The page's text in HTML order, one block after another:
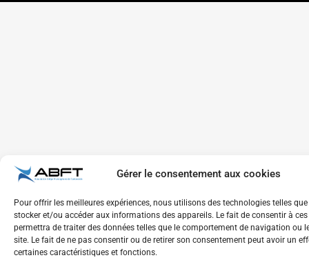
Gérer le consentement aux cookies
Pour offrir les meilleures expériences, nous utilisons des technologies telles
stocker et/ou accéder aux informations des appareils. Le fait de consentir à
permettra de traiter des données telles que le comportement de navigation ou
site. Le fait de ne pas consentir ou de retirer son consentement peut avoir un
certaines caractéristiques et fonctions.